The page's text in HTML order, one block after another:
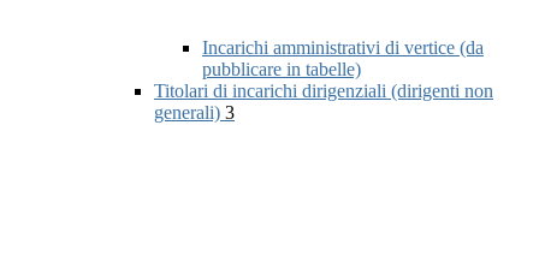
Incarichi amministrativi di vertice (da
pubblicare in tabelle)
Titolari di incarichi dirigenziali (dirigenti non
generali) 3